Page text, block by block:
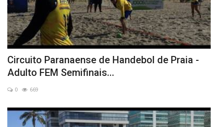
Circuito Paranaense de Handebol de Praia -
Adulto FEM Semifinais...
0 669